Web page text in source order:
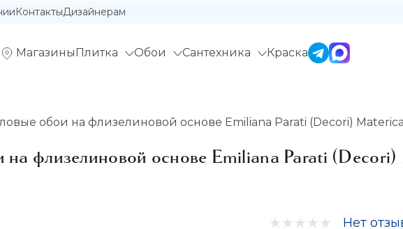
КонтактыДизайнерам
Магазины Плитка Обои Сантехника Краска
обои на флизелиновой основе Emiliana Parati (Decori) Materica
на флизелиновой основе Emiliana Parati
Нет